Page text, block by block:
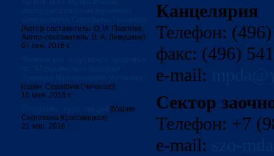
[Автор-составитель: О. И. Павлова;
Автор-составитель: В. А. Левушкин]
07 сен. 2016 г.
[сщмч. Серафим (Чичагов)]
10 мая. 2016 г.
[Мария
Сергеевна Красовицкая]
21 апр. 2016 г.
Канцелярия
Телефон:
факс: (496)
e-mail:
Сектор
Телефон: +7
e-mail: